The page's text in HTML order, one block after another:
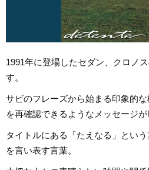
1991年に登場したセダン、クロノ
す。
サビのフレーズから始まる印象的
を再確認できるようなメッセージが
タイトルにある「たえなる」とい
を言い表す言葉。